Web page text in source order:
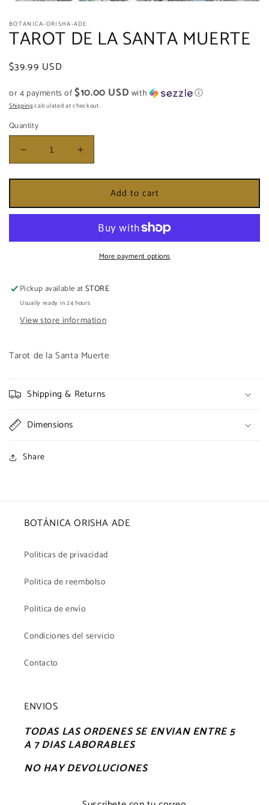
1
in
modal
BOTANICA-ORISHA-ADE
TAROT DE LA SANTA MUERTE
Regular
$39.99 USD
or 4 payments of$10.00 USD with ⓘ
Shippingcalculated at checkout.
Quantity
Decrease
quantity
for
DE
LA
MUERTE
Increase
quantity
for
TAROT
DE
LA
SANTA
MUERTE
Add to cart
More payment options
Pickup available atSTORE
Usually ready in 24 hours
View store information
Tarot de la Santa Muerte
Shipping & Returns
Dimensions
Share
BOTÁNICA ORISHA ADE
Politicas de privacidad
Politica de reembolso
Politica de envío
Condiciones del servicio
Contacto
ENVIOS
TODAS LAS ORDENES SE ENVIAN ENTRE 5
A 7 DIAS LABORABLES
NO HAY DEVOLUCIONES